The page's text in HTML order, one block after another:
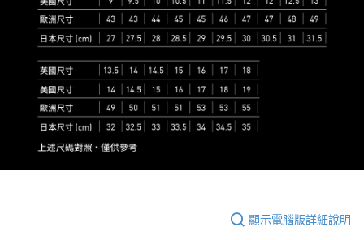
顯示電腦版詳細說明